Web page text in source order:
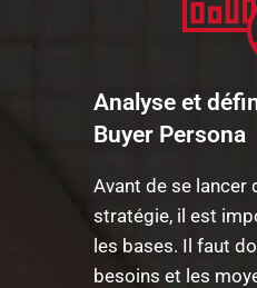
Analyse et
Buyer Persona
Avant de se lancer
stratégie, il est
les bases. Il faut
besoins et les